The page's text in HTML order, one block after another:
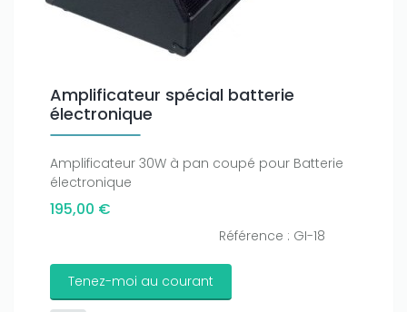
Amplificateur spécial batterie
électronique
Amplificateur 30W à pan coupé pour Batterie
électronique
195,00 €
Référence : GI-18
Tenez-moi au courant